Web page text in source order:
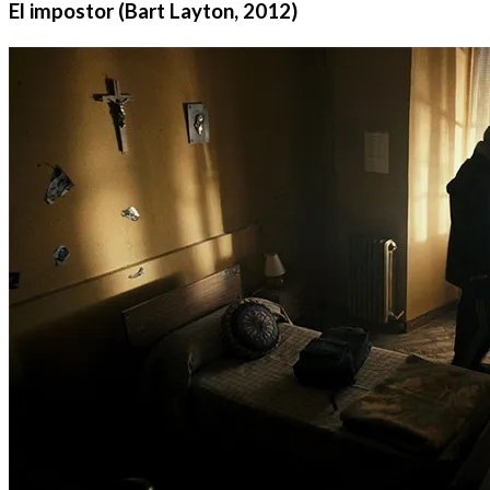
El impostor (Bart Layton, 2012)